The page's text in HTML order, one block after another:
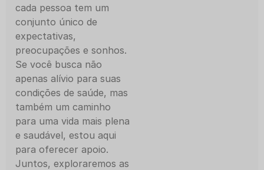
cada pessoa tem um
conjunto único de
expectativas,
preocupações e sonhos.
Se você busca não
apenas alívio para suas
condições de saúde, mas
também um caminho
para uma vida mais plena
e saudável, estou aqui
para oferecer apoio.
Juntos, exploraremos as